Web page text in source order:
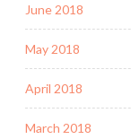
June 2018
May 2018
April 2018
March 2018